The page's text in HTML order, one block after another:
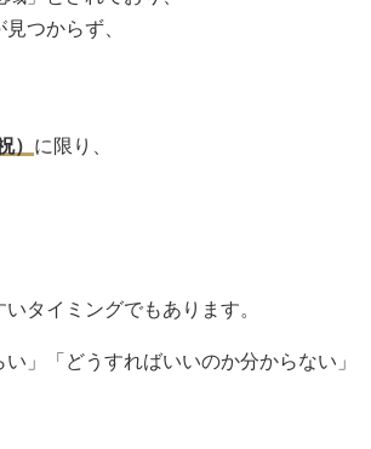
つからず、
） に限り、
タイミングでもあります。
」「どうすればいいのか分からない」